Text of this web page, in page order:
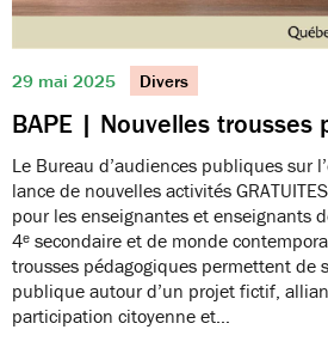
29 mai 2025 Divers
BAPE | Nouvelles trousses
Le Bureau d’audiences publiques sur
lance de nouvelles activités
pour les enseignantes et enseignants
4ᵉ secondaire et de monde
trousses pédagogiques permettent de
publique autour d’un projet fictif,
participation citoyenne et…